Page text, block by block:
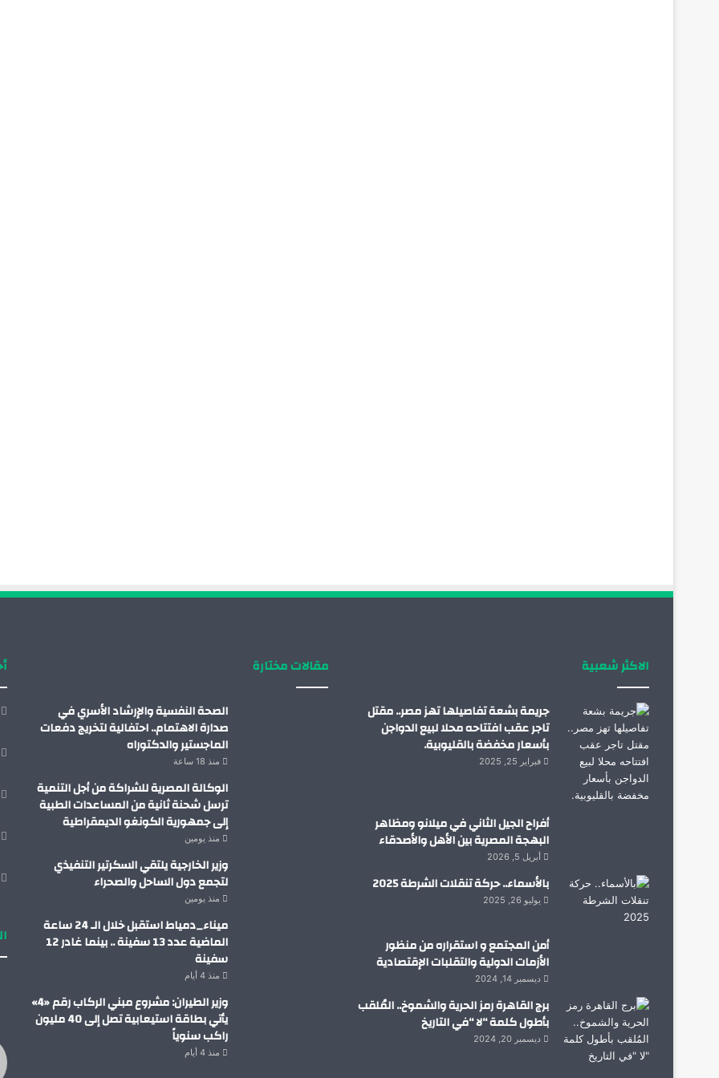
الاكثر شعبية
جريمة بشعة تفاصيلها تهز مصر.. مقتل
تاجر عقب افتتاحه محلا لبيع الدواجن
بأسعار مخفضة بالقليوبية.
فبراير 25, 2025
أفراح الجيل الثاني في ميلانو ومظاهر
البهجة المصرية بين الأهل والأصدقاء
أبريل 5, 2026
بالأسماء.. حركة تنقلات الشرطة 2025
يوليو 26, 2025
أمن المجتمع و استقراره من منظور
الأزمات الدولية والتقلبات الإقتصادية
ديسمبر 14, 2024
برج القاهرة رمز الحرية والشموخ.. المُلقب
بأطول كلمة “لا “في التاريخ
ديسمبر 20, 2024
مقالات مختارة
الصحة النفسية والإرشاد الأسري في
صدارة الاهتمام.. احتفالية لتخريج دفعات
الماجستير والدكتوراه
منذ 18 ساعة
الوكالة المصرية للشراكة من أجل التنمية
ترسل شحنة ثانية من المساعدات الطبية
إلى جمهورية الكونغو الديمقراطية
منذ يومين
وزير الخارجية يلتقي السكرتير التنفيذي
لتجمع دول الساحل والصحراء
منذ يومين
ميناء_دمياط استقبل خلال الـ 24 ساعة
الماضية عدد 13 سفينة .. بينما غادر 12
سفينة
منذ 4 أيام
وزير الطيران: مشروع مبني الركاب رقم «4»
يأتي بطاقة استيعابية تصل إلى 40 مليون
راكب سنوياً
منذ 4 أيام